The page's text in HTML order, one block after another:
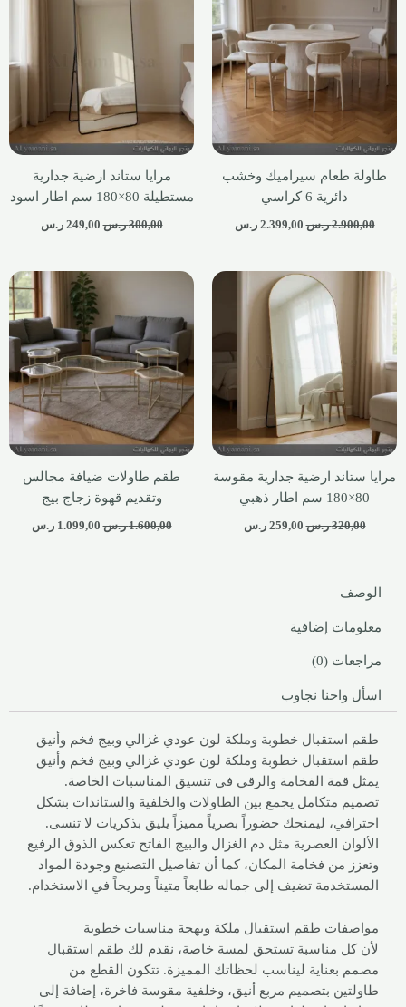
طاولة طعام سيراميك وخشب
دائرية 6 كراسي
2.900,00 ر.س 2.399,00 ر.س
مرايا ستاند ارضية جدارية
مستطيلة 80×180 سم اطار اسود
300,00 ر.س 249,00 ر.س
مرايا ستاند ارضية جدارية مقوسة
80×180 سم اطار ذهبي
320,00 ر.س 259,00 ر.س
طقم طاولات ضيافة مجالس
وتقديم قهوة زجاج بيج
1.600,00 ر.س 1.099,00 ر.س
الوصف
معلومات إضافية
مراجعات (0)
اسأل واحنا نجاوب
طقم استقبال خطوبة وملكة لون عودي غزالي وبيج فخم وأنيق
طقم استقبال خطوبة وملكة لون عودي غزالي وبيج فخم وأنيق
يمثل قمة الفخامة والرقي في تنسيق المناسبات الخاصة.
تصميم متكامل يجمع بين الطاولات والخلفية والستاندات بشكل
احترافي، ليمنحك حضوراً بصرياً مميزاً يليق بذكريات لا تنسى.
الألوان العصرية مثل دم الغزال والبيج الفاتح تعكس الذوق الرفيع
وتعزز من فخامة المكان، كما أن تفاصيل التصنيع وجودة المواد
المستخدمة تضيف إلى جماله طابعاً متيناً ومريحاً في الاستخدام.
مواصفات طقم استقبال ملكة وبهجة مناسبات خطوبة
لأن كل مناسبة تستحق لمسة خاصة، نقدم لك طقم استقبال
مصمم بعناية ليناسب لحظاتك المميزة. تتكون القطع من
طاولتين بتصميم مربع أنيق، وخلفية مقوسة فاخرة، إضافة إلى